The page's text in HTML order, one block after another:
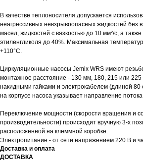
В качестве теплоносителя допускается
неагрессивных невзрывоопасных жидкостей без
масел, жидкостей с вязкостью до 10 мм²/с, а
этиленгликоля до 40%. Максимальная
+110°С.
Циркуляционные насосы Jemix WRS имеют
монтажное расстояние - 130 мм, 180, 215 или 225
накидными гайками и электрокабелем (длиной 80
на корпусе насоса указывает направление
Переключение мощности (скорости вращения и
производительности) происходит вручную 3-х
расположенной на клеммной коробке.
Электропитание - от сети напряжением 220 В и
Доставка и оплата
ДОСТАВКА